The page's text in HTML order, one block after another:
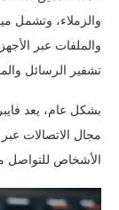
والزملاء، وتشمل
والملفات عبر
تشفير الرسائل
بشكل عام، يعد
مجال الاتصالات
الأشخاص للتواصل